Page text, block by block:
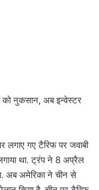
को नुकसान, अब इन्वेस्टर
लगाए गए टैरिफ पर जवाबी
था. ट्रंप ने 8 अप्रैल
अब अमेरिका ने चीन से